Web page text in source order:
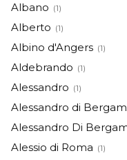
Albano (1)
Alberto (1)
Albino d'Angers (1)
Aldebrando (1)
Alessandro (1)
Alessandro di
Alessandro Di
Alessio di Roma (1)